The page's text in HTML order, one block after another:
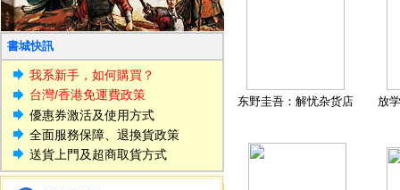
書城快訊
我系新手，如何購買？
台灣/香港免運費政策
優惠券激活及使用方式
全面服務保障、退換貨政策
送貨上門及超商取貨方式
东野圭吾：解忧杂货店 放